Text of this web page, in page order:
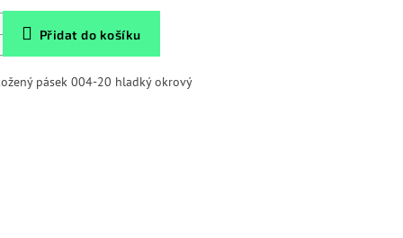
Přidat do košíku
pásek 004-20 hladký okrový